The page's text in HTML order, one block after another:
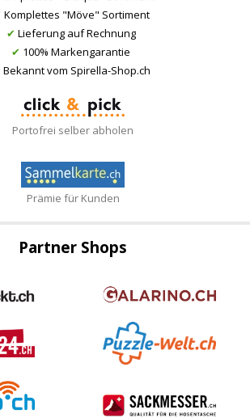
Komplettes "Möve" Sortiment
✔ Lieferung auf Rechnung
✔ 100% Markengarantie
Bekannt vom Spirella-Shop.ch
Portofrei selber abholen
Prämie für Kunden
Partner Shops